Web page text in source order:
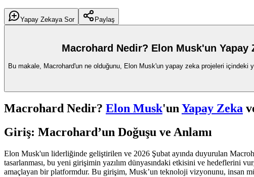
Yapay Zekaya Sor
Paylaş
Macrohard Nedir? Elon Musk'un Yapay
Bu makale, Macrohard'un ne olduğunu, Elon Musk'un yapay zeka projeleri içindeki
Macrohard Nedir? Elon Musk'unYapay Zeka
Giriş: Macrohard’un Doğuşu ve Anlamı
Elon Musk'un liderliğinde geliştirilen ve 2026 Şubat ayında duyurulan
tasarlanması, bu yeni girişimin yazılım dünyasındaki etkisini ve hedeflerini
amaçlayan bir platformdur. Bu girişim, Musk’un teknoloji vizyonunu, insan